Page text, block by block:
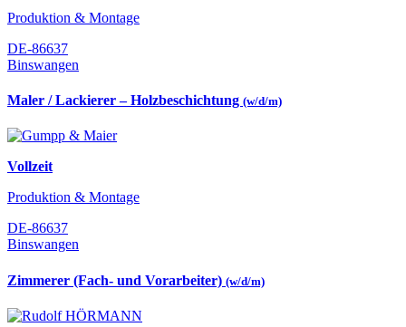
Produktion & Montage
DE-86637
Binswangen
Maler / Lackierer – Holzbeschichtung (w/d/m)
Vollzeit
Produktion & Montage
DE-86637
Binswangen
Zimmerer (Fach- und Vorarbeiter) (w/d/m)